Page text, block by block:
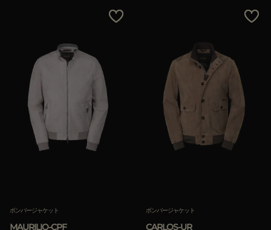
ボンバージャケット
MAURILIO-CPF
ボンバージャケット
CARLOS-UR